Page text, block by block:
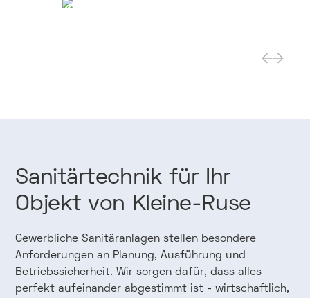
Fachklinik
Sanitärtechnik für Ihr
Objekt von Kleine-Ruse
Gewerbliche Sanitäranlagen stellen besondere
Anforderungen an Planung, Ausführung und
Betriebssicherheit. Wir sorgen dafür, dass alles
perfekt aufeinander abgestimmt ist - wirtschaftlich,